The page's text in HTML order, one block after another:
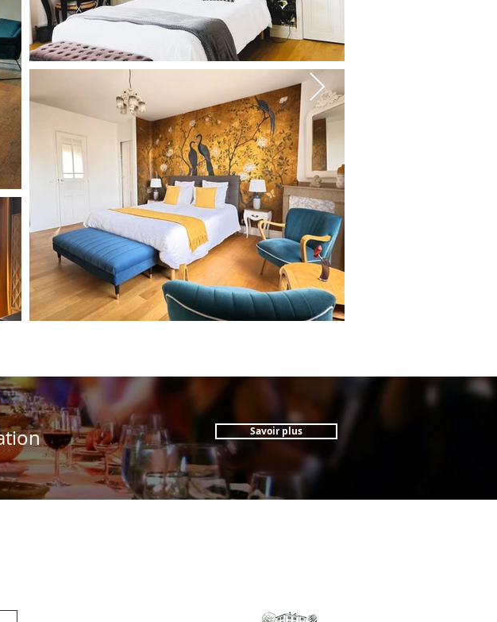
Savoir plus